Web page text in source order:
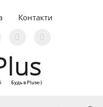
Контакти
Будь в Pluse-)